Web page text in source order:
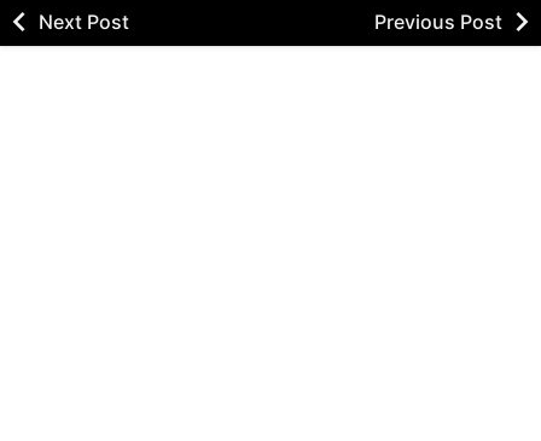
Next Post Previous Post